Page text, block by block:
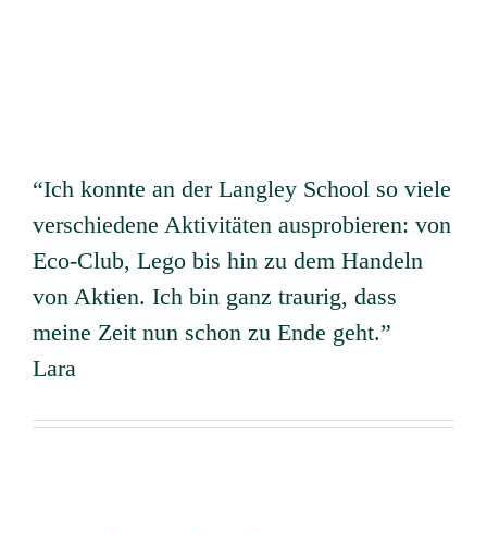
“Ich konnte an der Langley School so viele
verschiedene Aktivitäten ausprobieren: von
Eco-Club, Lego bis hin zu dem Handeln
von Aktien. Ich bin ganz traurig, dass
meine Zeit nun schon zu Ende geht.”
Lara